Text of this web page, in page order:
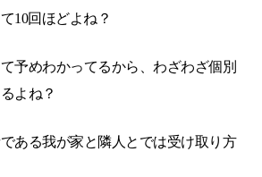
10回ほどよね？
予めわかってるから、わざわざ個別
よね？
ある我が家と隣人とでは受け取り方